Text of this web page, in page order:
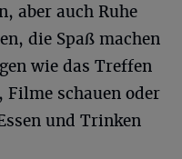
aber auch Ruhe
die Spaß machen
wie das Treffen
schauen oder
und Trinken